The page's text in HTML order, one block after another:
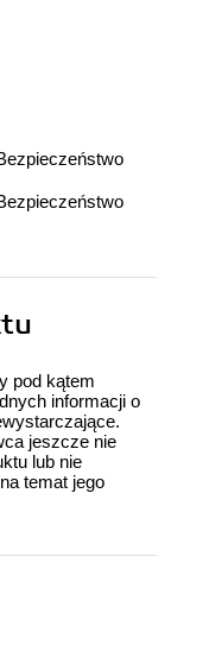
pod kątem
informacji o
jeszcze nie
lub nie
temat jego